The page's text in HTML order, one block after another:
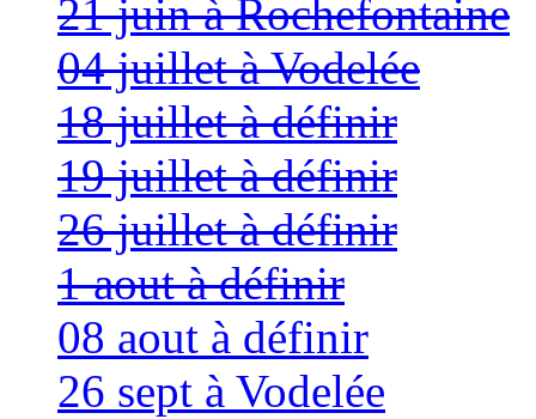
21 juin à Rochefontaine
04 juillet à Vodelée
18 juillet à définir
19 juillet à définir
26 juillet à définir
1 aout à définir
08 aout à définir
26 sept à Vodelée